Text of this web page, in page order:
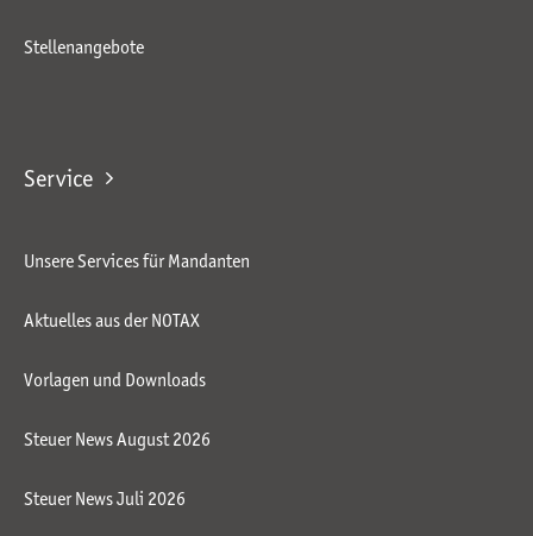
Stellenangebote
Service
Unsere Services für Mandanten
Aktuelles aus der NOTAX
Vorlagen und Downloads
Steuer News August 2026
Steuer News Juli 2026